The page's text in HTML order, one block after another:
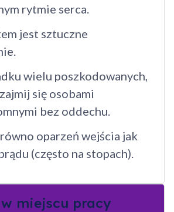
rytmie serca.
jest sztuczne
wielu poszkodowanych,
się osobami
bez oddechu.
oparzeń wejścia jak
(często na stopach).
miejscu pracy